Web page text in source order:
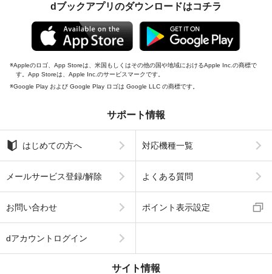
dブックアプリのダウンロードはコチラ
Appleのロゴ、App Storeは、米国もしくはその他の国や地域におけるApple Inc.の商標で
す。App Storeは、Apple Inc.のサービスマークです。
Google Play および Google Play ロゴは Google LLC の商標です。
サポート情報
はじめての方へ 対応機種一覧
メールサービス登録/解除 よくある質問
お問い合わせ ポイント表示設定
dアカウントログイン
サイト情報